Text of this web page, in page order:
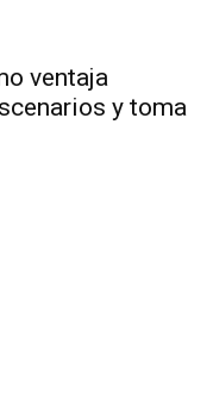
ventaja
y toma